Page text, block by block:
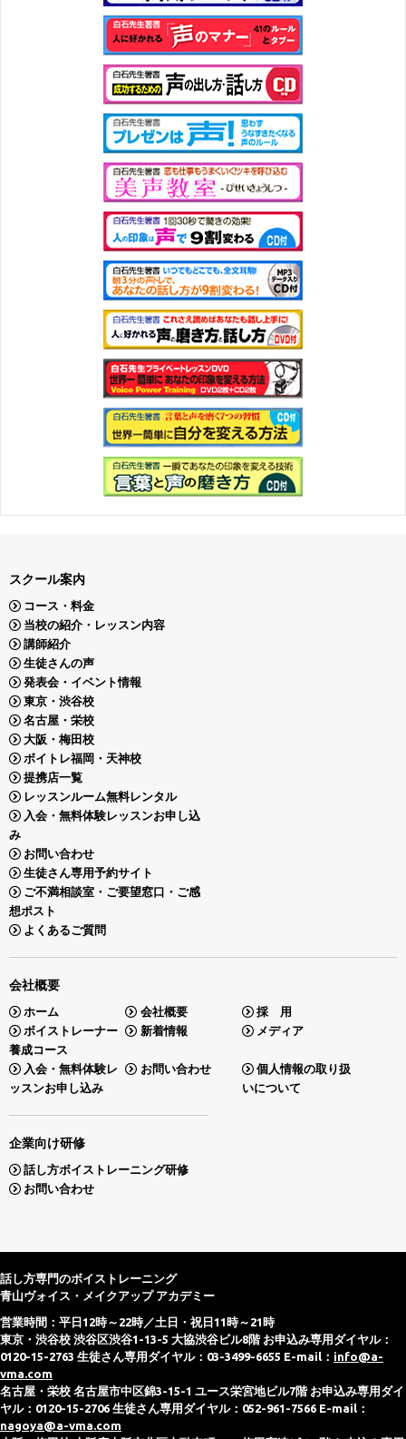
スクール案内
コース・料金
当校の紹介・レッスン内容
講師紹介
生徒さんの声
発表会・イベント情報
東京・渋谷校
名古屋・栄校
大阪・梅田校
ボイトレ福岡・天神校
提携店一覧
レッスンルーム無料レンタル
入会・無料体験レッスンお申し込
み
お問い合わせ
生徒さん専用予約サイト
ご不満相談室・ご要望窓口・ご感
想ポスト
よくあるご質問
会社概要
ホーム 会社概要
採 用
ボイストレーナー
養成コース
新着情報 メディア
入会・無料体験レ
ッスンお申し込み
お問い合わせ
個人情報の取り扱
いについて
企業向け研修
話し方ボイストレーニング研修
お問い合わせ
話し方専門のボイストレーニング
青山ヴォイス・メイクアップ アカデミー
営業時間：平日12時～22時／土日・祝日11時～21時
東京・渋谷校 渋谷区渋谷1-13-5 大協渋谷ビル8階 お申込み専用ダイヤル：
0120-15-2763 生徒さん専用ダイヤル：03-3499-6655 E-mail： info@a-
vma.com
名古屋・栄校 名古屋市中区錦3-15-1 ユース栄宮地ビル7階 お申込み専用ダイ
ヤル：0120-15-2706 生徒さん専用ダイヤル：052-961-7566 E-mail：
nagoya@a-vma.com